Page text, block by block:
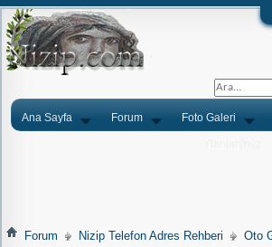
Ana Sayfa Forum Foto Galeri
Forum Nizip Telefon Adres Rehberi
Oto